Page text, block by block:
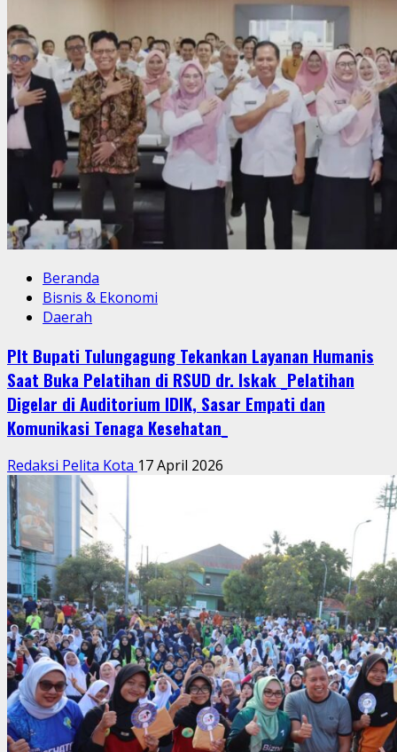
Beranda
Bisnis & Ekonomi
Daerah
Plt Bupati Tulungagung Tekankan Layanan Humanis
Saat Buka Pelatihan di RSUD dr. Iskak _Pelatihan
Digelar di Auditorium IDIK, Sasar Empati dan
Komunikasi Tenaga Kesehatan_
Redaksi Pelita Kota 17 April 2026